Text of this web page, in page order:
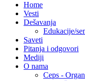
Home
Vesti
Dešavanja
Edukacije/
Saveti
Pitanja i odgovori
Mediji
O nama
Ceps -